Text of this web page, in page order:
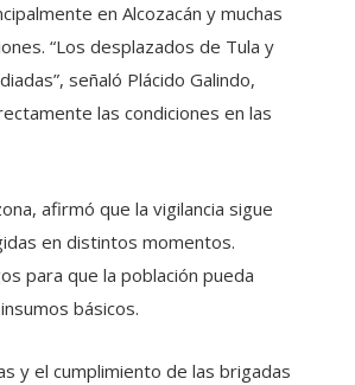
en Alcozacán y muchas
“Los desplazados de Tula y
señaló Plácido Galindo,
las condiciones en las
afirmó que la vigilancia sigue
en distintos momentos.
para que la población pueda
básicos.
y el cumplimiento de las brigadas